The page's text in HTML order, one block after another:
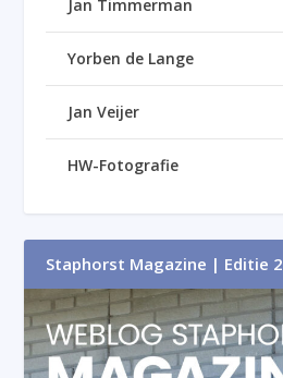
Jan Timmerman
Yorben de Lange
Jan Veijer
HW-Fotografie
Staphorst Magazine | Editie 2